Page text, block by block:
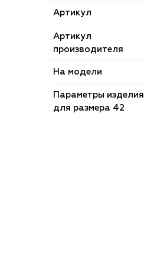
Артикул
Артикул
производителя
На модели
Параметры изделия
для размера 42